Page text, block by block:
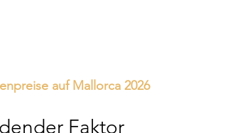
auf Mallorca 2026
Faktor